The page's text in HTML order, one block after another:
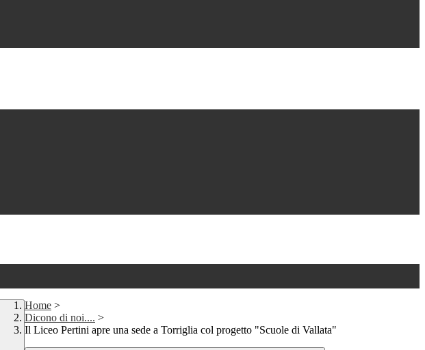
Home >
Dicono di noi.... >
Il Liceo Pertini apre una sede a Torriglia col progetto "Scuole di Vallata"